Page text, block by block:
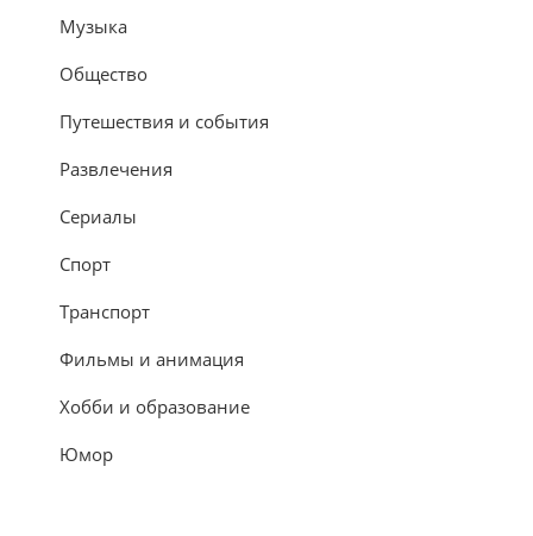
Музыка
Общество
Путешествия и события
Развлечения
Сериалы
Спорт
Транспорт
Фильмы и анимация
Хобби и образование
Юмор